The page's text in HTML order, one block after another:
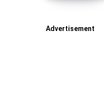
Advertisement